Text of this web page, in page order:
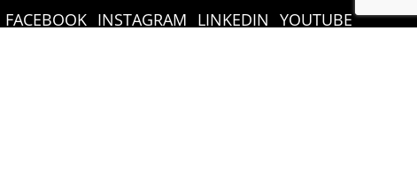
FACEBOOK INSTAGRAM LINKEDIN YOUTUBE